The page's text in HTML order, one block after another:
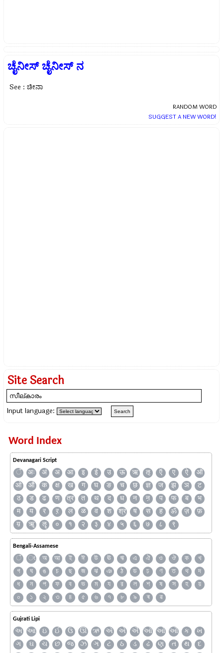
ಚೈನೀಸ್ ಚೈನೀಸ್ ನ
See : ಚೀನಾ
RANDOM WORD
SUGGEST A NEW WORD!
Site Search
Input language:
Word Index
Devanagari Script
ँ अः अं अ आ इ ई उ ऊ ऋ ऌ ऍ ए ऐ
ऑ
ओ
औ क क्ष ख ग घ ङ च छ ज्ञ ज झ ञ
ट
ठ
ड ढ ण त्र त थ द ध न ऩ प फ ब
भ
म
य र ऱ ल ळ व श श्र ष स ह ॐ ज़
फ़
य़
ॠ ॡ ० १ २ ३ ४ ५ ६ ७ ८ ९
Bengali-Assamese
ঁ ং অ আ ই ঈ উ ঊ ঋ এ ঐ ও ঔ ক
খ
গ
ঘ ঙ চ ছ জ ঝ ঞ ঠ ড ঢ ণ ত থ
দ
ধ
ন প ফ ব ভ ম য র ল শ ষ স হ
য়
০
১ ২ ৩ ৪ ৫ ৬ ৭ ৮ ৯ ৰ ৱ
Gujrati Lipi
અ આ ઇ ઈ ઉ ઊ ઋ ઍ એ ઐ ઑ ઓ ઔ ક
ખ
ગ
ઘ ચ છ જ ઝ ઞ ટ ઠ ડ ઢ ણ ત થ
દ